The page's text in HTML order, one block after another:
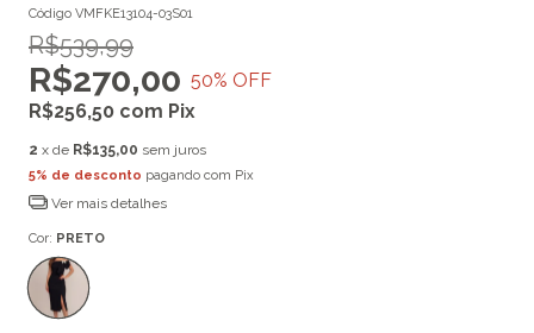
Código VMFKE13104-03S01
R$539,99
R$270,00 50% OFF
R$256,50 com Pix
2 x de R$135,00 sem juros
5% de desconto pagando com Pix
Ver mais detalhes
Cor: PRETO